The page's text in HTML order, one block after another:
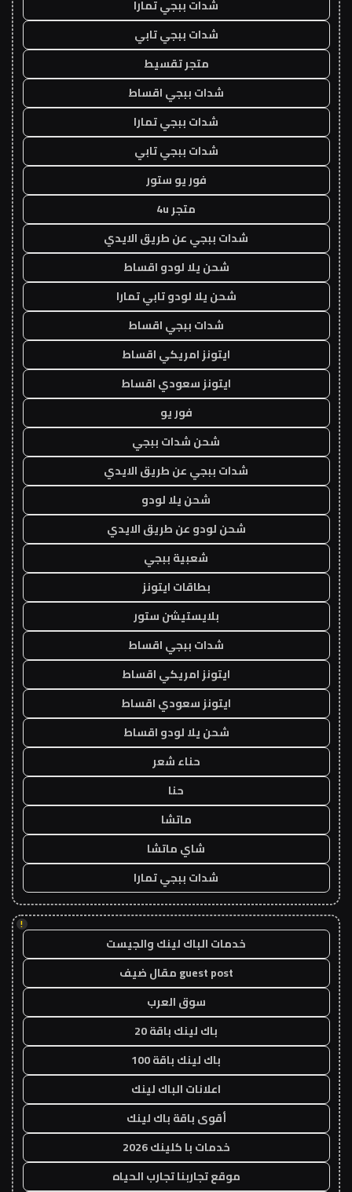
شدات ببجي تمارا
شدات ببجي تابي
متجر تقسيط
شدات ببجي اقساط
شدات ببجي تمارا
شدات ببجي تابي
فور يو ستور
متجر 4u
شدات ببجي عن طريق الايدي
شحن يلا لودو اقساط
شحن يلا لودو تابي تمارا
شدات ببجي اقساط
ايتونز امريكي اقساط
ايتونز سعودي اقساط
فور يو
شحن شدات ببجي
شدات ببجي عن طريق الايدي
شحن يلا لودو
شحن لودو عن طريق الايدي
شعبية ببجي
بطاقات ايتونز
بلايستيشن ستور
شدات ببجي اقساط
ايتونز امريكي اقساط
ايتونز سعودي اقساط
شحن يلا لودو اقساط
حناء شعر
حنا
ماتشا
شاي ماتشا
شدات ببجي تمارا
!
خدمات الباك لينك والجيست
guest post مقال ضيف
سوق العرب
باك لينك باقة 20
باك لينك باقة 100
اعلانات الباك لينك
أقوى باقة باك لينك
خدمات با كلينك 2026
موقع تجاربنا تجارب الحياه